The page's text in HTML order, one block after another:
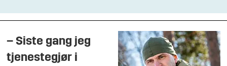
– Siste gang jeg
tjenestegjør i